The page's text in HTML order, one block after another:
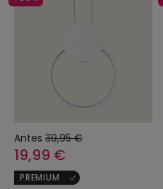
Antes 39,95 €
19,99 €
PREMIUM